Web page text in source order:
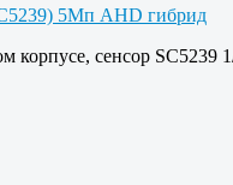
корпусе, сенсор